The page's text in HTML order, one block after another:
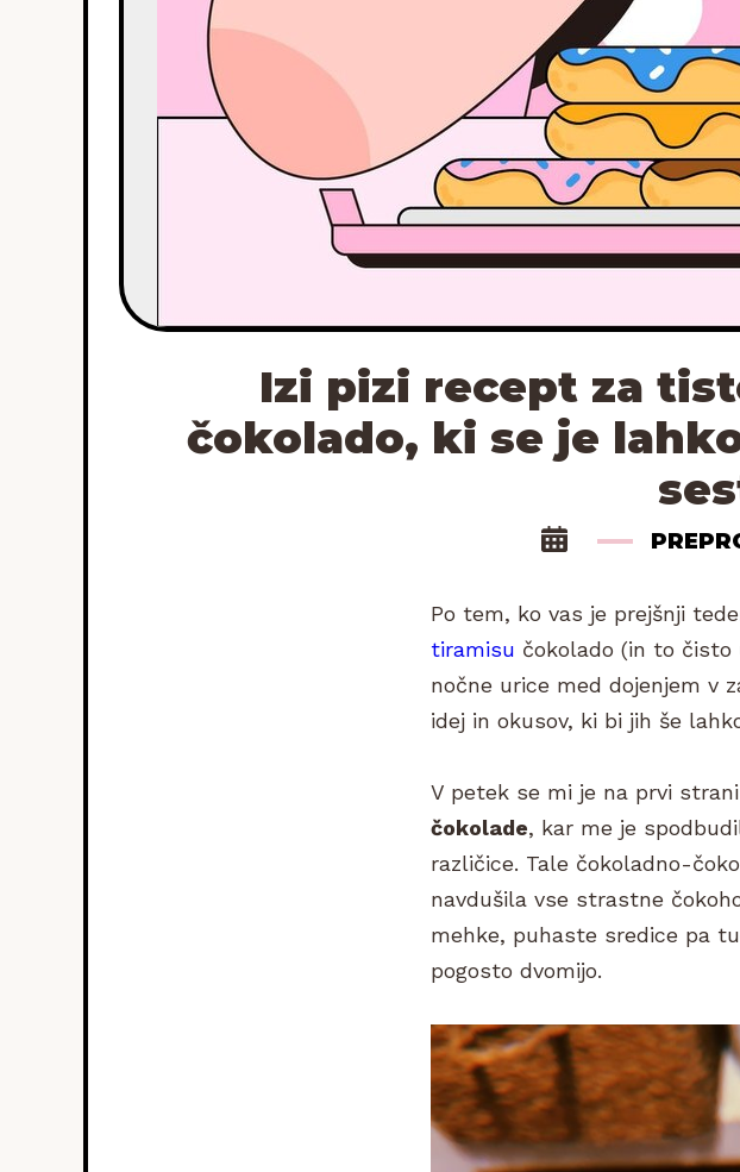
Izi pizi recept za
čokolado, ki se je
Po tem, ko vas je prejšnji
tiramisu čokolado (in to čisto
nočne urice med dojenjem v
idej in okusov, ki bi jih še
V petek se mi je na prvi
čokolade, kar me je
različice. Tale čokoladno-
navdušila vse strastne
mehke, puhaste sredice pa
pogosto dvomijo.